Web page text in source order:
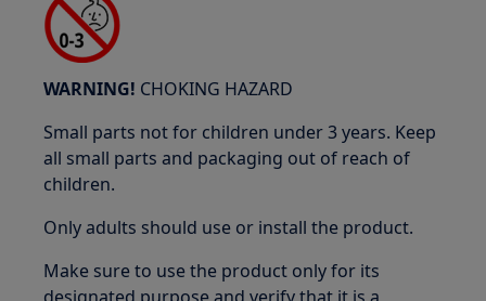
WARNING! CHOKING HAZARD
Small parts not for children under 3 years. Keep
all small parts and packaging out of reach of
children.
Only adults should use or install the product.
Make sure to use the product only for its